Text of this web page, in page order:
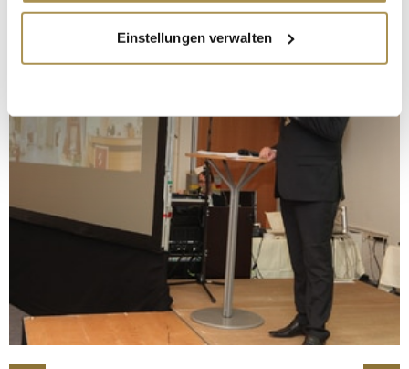
Informationen über Ihre geografische Lage
erfassen, welche bis auf einige Meter genau sein
bestimmten Merkmalen (Fingerprinting) identifizieren
Erfahren Sie mehr darüber, wie Ihre persönlichen Daten
verarbeitet werden, und legen Sie Ihre Präferenzen im
Abschnitt Einzelheitenfest.
Wir verwenden Cookies, um Inhalte und Anzeigen zu
personalisieren, Funktionen für soziale Medien anbieten
zu können und die Zugriffe auf unsere Website zu
analysieren. Außerdem geben wir Informationen zu Ihrer
Verwendung unserer Website an unsere Partner für
Einstellungen verwalten